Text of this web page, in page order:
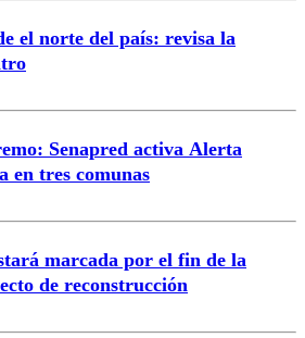
el norte del país: revisa la
Senapred activa Alerta
en tres comunas
marcada por el fin de la
de reconstrucción